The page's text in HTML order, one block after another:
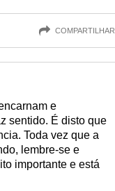
COMPARTILHAR
e
sentido. É disto que
Toda vez que a
lembre-se e
importante e está